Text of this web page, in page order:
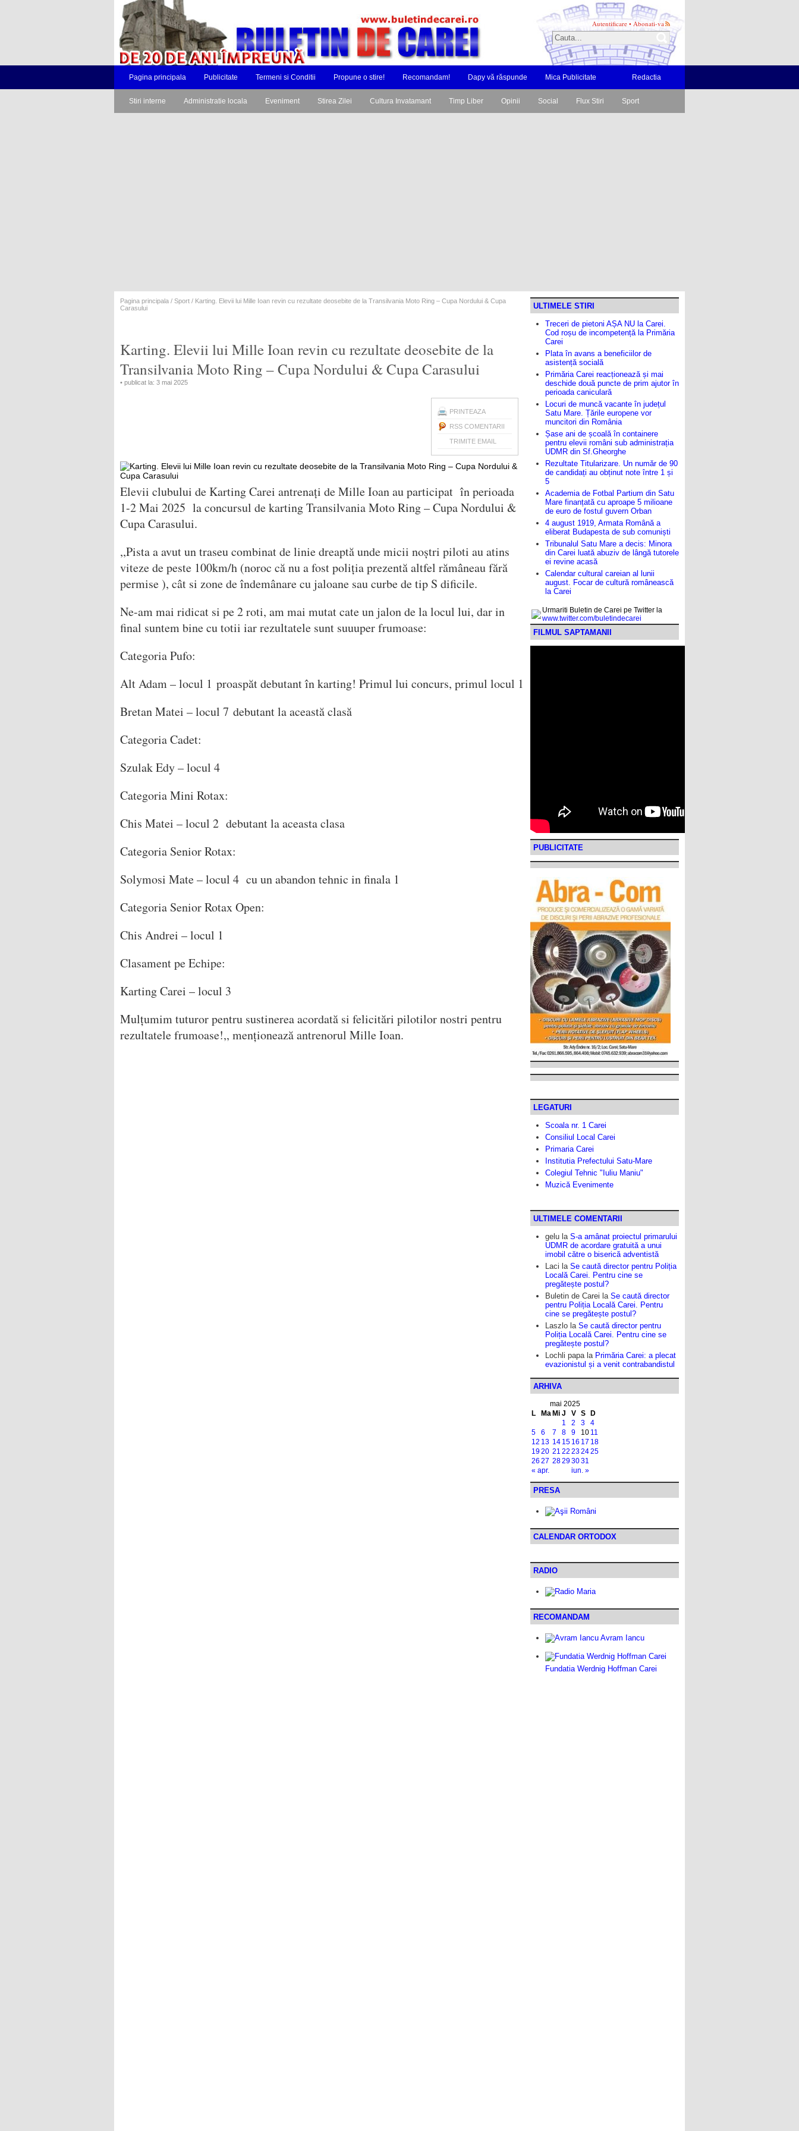
Autentificare • Abonati-va
Pagina principala Publicitate Termeni si Conditii Propune o stire! Recomandam! Dapy vă răspunde Mica Publicitate Redactia
Stiri interne Administratie locala Eveniment Stirea Zilei Cultura Invatamant Timp Liber Opinii Social Flux Stiri Sport
Pagina principala / Sport / Karting. Elevii lui Mille Ioan revin cu rezultate deosebite de la Transilvania Moto Ring – Cupa Nordului & Cupa
Carasului
Karting. Elevii lui Mille Ioan revin cu rezultate deosebite de la
Transilvania Moto Ring – Cupa Nordului & Cupa Carasului
• publicat la: 3 mai 2025
PRINTEAZA
RSS COMENTARII
TRIMITE EMAIL
Elevii clubului de Karting Carei antrenați de Mille Ioan au participat în perioada
1-2 Mai 2025 la concursul de karting Transilvania Moto Ring – Cupa Nordului &
Cupa Carasului.
,,Pista a avut un traseu combinat de linie dreaptă unde micii noștri piloti au atins
viteze de peste 100km/h (noroc că nu a fost poliția prezentă altfel rămâneau fără
permise ), cât si zone de îndemânare cu jaloane sau curbe de tip S dificile.
Ne-am mai ridicat si pe 2 roti, am mai mutat cate un jalon de la locul lui, dar in
final suntem bine cu totii iar rezultatele sunt suuuper frumoase:
Categoria Pufo:
Alt Adam – locul 1 proaspăt debutant în karting! Primul lui concurs, primul locul 1
Bretan Matei – locul 7 debutant la această clasă
Categoria Cadet:
Szulak Edy – locul 4
Categoria Mini Rotax:
Chis Matei – locul 2 debutant la aceasta clasa
Categoria Senior Rotax:
Solymosi Mate – locul 4 cu un abandon tehnic in finala 1
Categoria Senior Rotax Open:
Chis Andrei – locul 1
Clasament pe Echipe:
Karting Carei – locul 3
Mulțumim tuturor pentru sustinerea acordată si felicitări pilotilor nostri pentru
rezultatele frumoase!,, menționează antrenorul Mille Ioan.
ULTIMELE STIRI
Treceri de pietoni AȘA NU la Carei.
Cod roșu de incompetență la Primăria
Carei
Plata în avans a beneficiilor de
asistență socială
Primăria Carei reacționează și mai
deschide două puncte de prim ajutor în
perioada caniculară
Locuri de muncă vacante în județul
Satu Mare. Țările europene vor
muncitori din România
Șase ani de școală în containere
pentru elevii români sub administrația
UDMR din Sf.Gheorghe
Rezultate Titularizare. Un număr de 90
de candidați au obținut note între 1 și
5
Academia de Fotbal Partium din Satu
Mare finanțată cu aproape 5 milioane
de euro de fostul guvern Orban
4 august 1919, Armata Română a
eliberat Budapesta de sub comuniști
Tribunalul Satu Mare a decis: Minora
din Carei luată abuziv de lângă tutorele
ei revine acasă
Calendar cultural careian al lunii
august. Focar de cultură românească
la Carei
Urmariti Buletin de Carei pe Twitter la
www.twitter.com/buletindecarei
FILMUL SAPTAMANII
PUBLICITATE
LEGATURI
Scoala nr. 1 Carei
Consiliul Local Carei
Primaria Carei
Institutia Prefectului Satu-Mare
Colegiul Tehnic "Iuliu Maniu"
Muzică Evenimente
ULTIMELE COMENTARII
gelu la S-a amânat proiectul primarului
UDMR de acordare gratuită a unui
imobil către o biserică adventistă
Laci la Se caută director pentru Poliția
Locală Carei. Pentru cine se
pregătește postul?
Buletin de Carei la Se caută director
pentru Poliția Locală Carei. Pentru
cine se pregătește postul?
Laszlo la Se caută director pentru
Poliția Locală Carei. Pentru cine se
pregătește postul?
Lochli papala Primăria Carei: a plecat
evazionistul și a venit contrabandistul
ARHIVA
mai 2025
L
Ma Mi J V S D
« apr. iun. »
1 2 3
4
5
6 7 8 9 10 11
12 13 14 15 16 17 18
1920 21 22 232425
26 27 28293031
PRESA
CALENDAR ORTODOX
RADIO
RECOMANDAM
Avram Iancu
Fundatia Werdnig Hoffman Carei